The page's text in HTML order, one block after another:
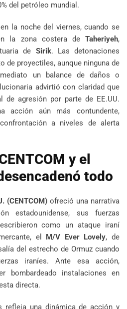
del petróleo mundial.
la noche del viernes, cuando se
la zona costera de Taheriyeh,
de Sirik. Las detonaciones
de proyectiles, aunque ninguna de
un balance de daños o
advirtió con claridad que
de agresión por parte de EE.UU.
acción aún más contundente,
a niveles de alerta
y el
todo
(CENTCOM) ofreció una narrativa
estadounidense, sus fuerzas
como un ataque iraní
el
M/V Ever Lovely, de
del estrecho de Ormuz cuando
iraníes. Ante esa acción,
bombardeado instalaciones en
directa.